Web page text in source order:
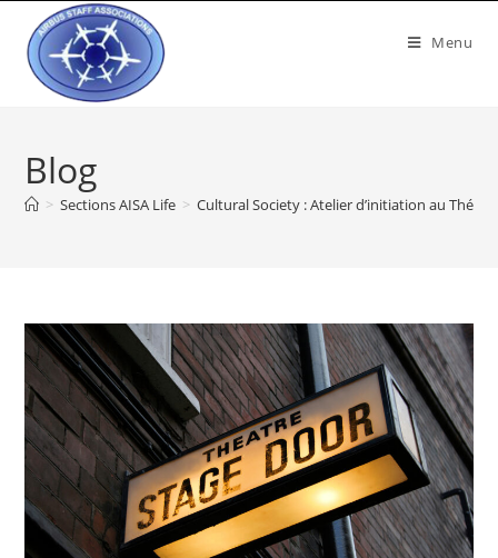
Menu
Blog
> Sections AISA Life > Cultural Society : Atelier d’initiation au